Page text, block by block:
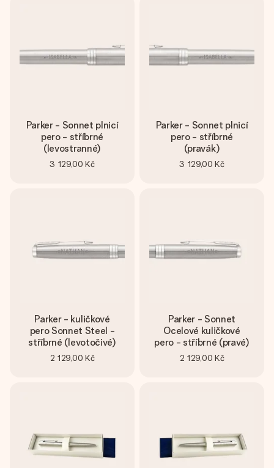
Parker - Sonnet plnicí
pero - stříbrné
(levostranné)
3 129,00 Kč
Parker - Sonnet plnicí
pero - stříbrné
(pravák)
3 129,00 Kč
Parker - kuličkové
pero Sonnet Steel -
stříbrné (levotočivé)
2 129,00 Kč
Parker - Sonnet
Ocelové kuličkové
pero - stříbrné (pravé)
2 129,00 Kč